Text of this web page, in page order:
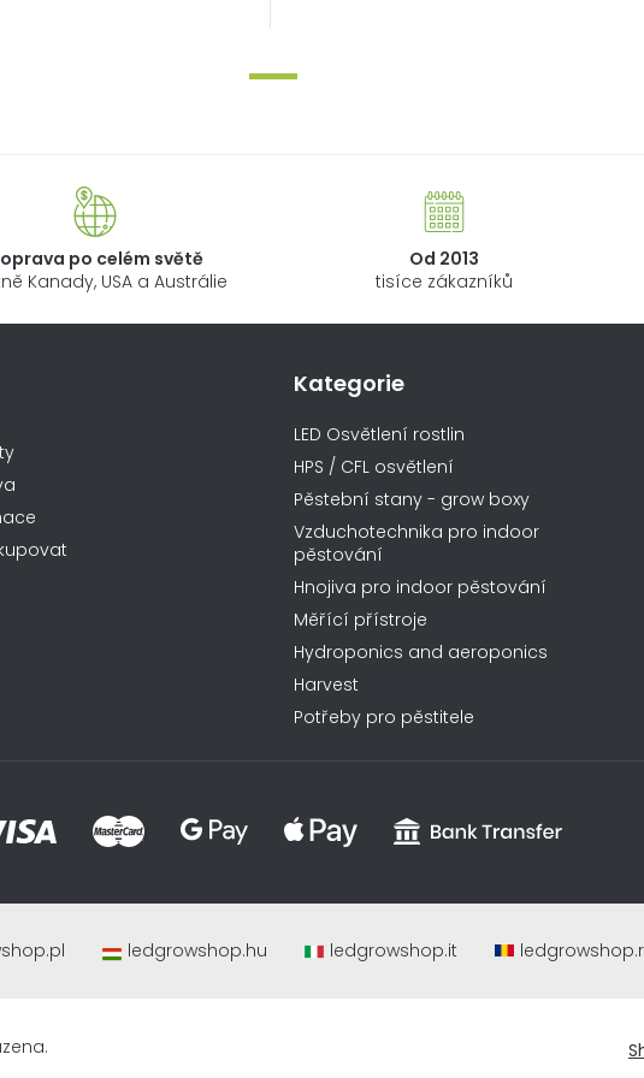
po celém světě
Kanady, USA a Austrálie
Od 2013
tisíce zákazníků
Kategorie
LED Osvětlení rostlin
HPS / CFL osvětlení
Pěstební stany - grow boxy
Vzduchotechnika pro indoor
pěstování
Hnojiva pro indoor pěstování
Měřící přístroje
Hydroponics and aeroponics
Harvest
Potřeby pro pěstitele
ledgrowshop.hu ledgrowshop.it